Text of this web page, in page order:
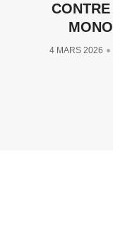
4 MARS 2026